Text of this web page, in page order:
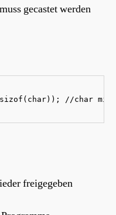
gecastet werden
//char mit
freigegeben